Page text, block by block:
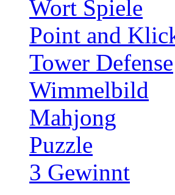
Wort Spiele
Point and
Tower Defense
Wimmelbild
Mahjong
Puzzle
3 Gewinnt